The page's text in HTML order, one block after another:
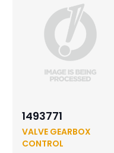
1493771
VALVE GEARBOX
CONTROL